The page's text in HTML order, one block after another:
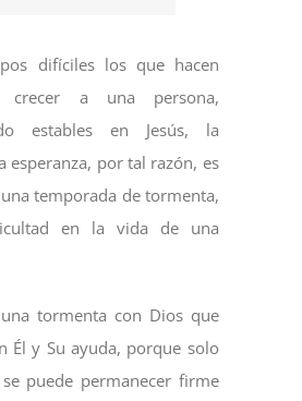
difíciles los que hacen
crecer a una persona,
estables en Jesús, la
esperanza, por tal razón, es
temporada de tormenta,
en la vida de una
tormenta con Dios que
Él y Su ayuda, porque solo
puede permanecer firme